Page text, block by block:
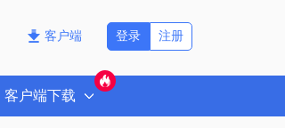
客户端 注册
登录
客户端下载